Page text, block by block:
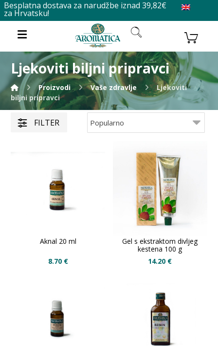
Besplatna dostava za narudžbe iznad 39,82€
za Hrvatsku!
Ljekoviti biljni pripravci
Proizvodi Vaše zdravlje
Ljekoviti
biljni pripravci
FILTER
Aknal 20 ml
8.70 €
Gel s ekstraktom divljeg
kestena 100 g
14.20 €